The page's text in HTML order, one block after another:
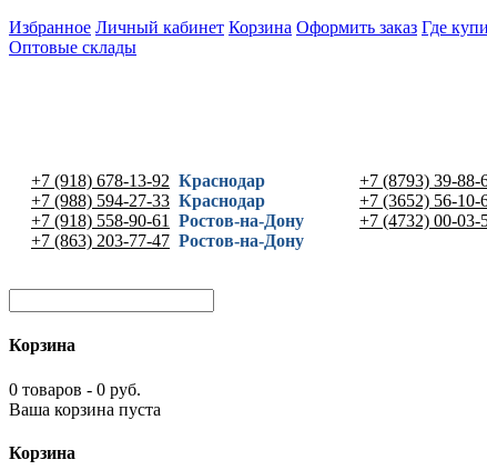
Избранное Личный кабинет Корзина Оформить заказ Где
Оптовые склады
+7 (918) 678-13-92 Краснодар
+7 (988) 594-27-33 Краснодар
+7 (918) 558-90-61
Ростов-на-Дону
+7 (863) 203-77-47 Ростов-на-Дону
+7 (8793) 39-88-
+7 (3652) 56-10-
+7 (4732) 00-03-
Корзина
0 товаров - 0 руб.
Ваша корзина пуста
Корзина